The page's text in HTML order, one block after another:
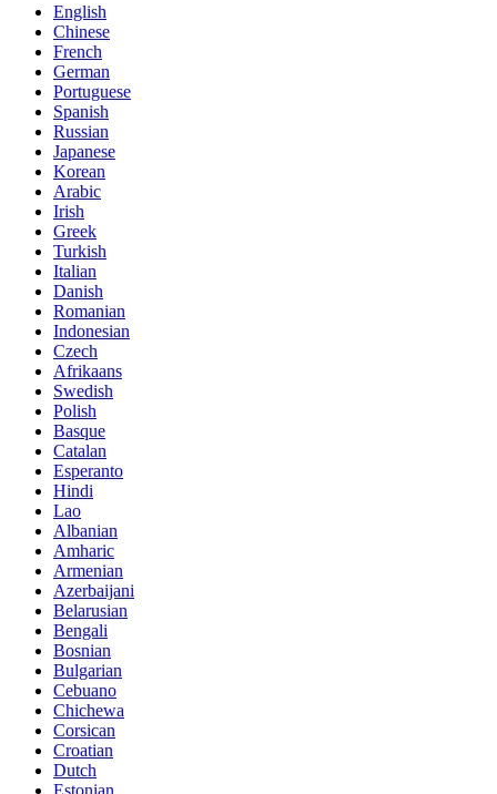
English
Chinese
French
German
Portuguese
Spanish
Russian
Japanese
Korean
Arabic
Irish
Greek
Turkish
Italian
Danish
Romanian
Indonesian
Czech
Afrikaans
Swedish
Polish
Basque
Catalan
Esperanto
Hindi
Lao
Albanian
Amharic
Armenian
Azerbaijani
Belarusian
Bengali
Bosnian
Bulgarian
Cebuano
Chichewa
Corsican
Croatian
Dutch
Estonian